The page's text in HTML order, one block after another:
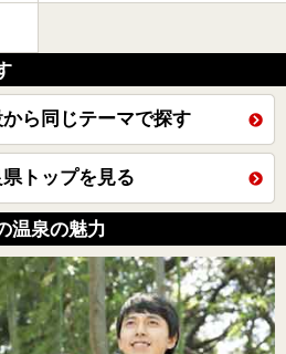
ら同じテーマで探す
トップを見る
温泉の魅力